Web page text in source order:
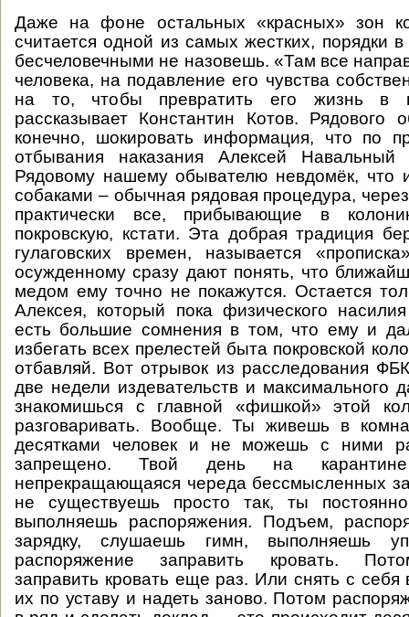
Даже на фоне остальных «красных» зон
считается одной из самых жестких, порядки в
бесчеловечными не назовешь. «Там все
человека, на подавление его чувства
на то, чтобы превратить его жизнь в
рассказывает Константин Котов. Рядового
конечно, шокировать информация, что по
отбывания наказания Алексей
Рядовому нашему обывателю невдомёк, что
собаками – обычная рядовая процедура,
практически все, прибывающие в
покровскую, кстати. Эта добрая традиция
гулаговских времен, называется
осужденному сразу дают понять, что
медом ему точно не покажутся. Остается
Алексея, который пока физического
есть большие сомнения в том, что ему и
избегать всех прелестей быта покровской
отбавляй. Вот отрывок из расследования
две недели издевательств и максимального
знакомишься с главной «фишкой» этой
разговаривать. Вообще. Ты живешь в
десятками человек и не можешь с ними
запрещено. Твой день на
непрекращающаяся череда бессмысленных
не существуешь просто так, ты
выполняешь распоряжения. Подъем,
зарядку, слушаешь гимн, выполняешь
распоряжение заправить кровать.
заправить кровать еще раз. Или снять с
их по уставу и надеть заново. Потом